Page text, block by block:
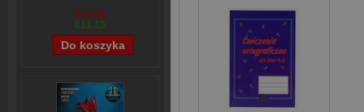
€13,92
€11,19